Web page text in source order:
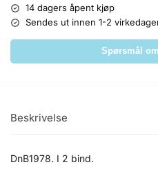
14 dagers åpent kjøp
Sendes ut innen 1-2
Spørsmål
Beskrivelse
DnB1978. I 2 bind.